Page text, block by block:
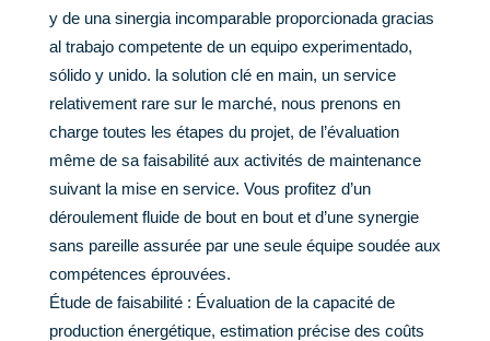
y de una sinergia incomparable proporcionada gracias
al trabajo competente de un equipo experimentado,
sólido y unido. la solution clé en main, un service
relativement rare sur le marché, nous prenons en
charge toutes les étapes du projet, de l’évaluation
même de sa faisabilité aux activités de maintenance
suivant la mise en service. Vous profitez d’un
déroulement fluide de bout en bout et d’une synergie
sans pareille assurée par une seule équipe soudée aux
compétences éprouvées.
Étude de faisabilité : Évaluation de la capacité de
production énergétique, estimation précise des coûts